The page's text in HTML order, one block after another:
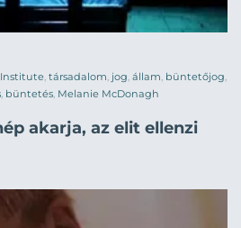
, társadalom, jog, állam, büntetőjog,
, büntetés, Melanie McDonagh
akarja, az elit ellenzi